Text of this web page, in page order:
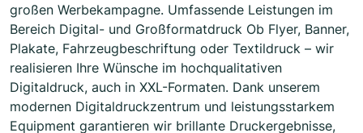
großen Werbekampagne. Umfassende Leistungen im
Bereich Digital- und Großformatdruck Ob Flyer, Banner,
Plakate, Fahrzeugbeschriftung oder Textildruck – wir
realisieren Ihre Wünsche im hochqualitativen
Digitaldruck, auch in XXL-Formaten. Dank unserem
modernen Digitaldruckzentrum und leistungsstarkem
Equipment garantieren wir brillante Druckergebnisse,